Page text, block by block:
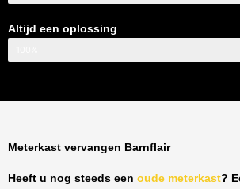
Altijd een oplossing
Meterkast vervangen Barnflair
Heeft u nog steeds een oude meterkast?